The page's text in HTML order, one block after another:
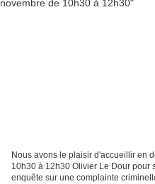
Nous avons le plaisir d'accueillir en
10h30 à 12h30 Olivier Le Dour pour
enquête sur une complainte